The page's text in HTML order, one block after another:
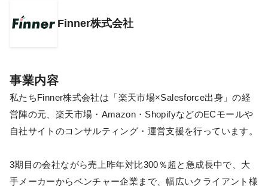
Finner株式会社
事業内容
私たちFinner株式会社は「楽天市場×Salesforce出身」の経
営陣の元、楽天市場・Amazon・ShopifyなどのECモールや
自社サイトのコンサルティング・運営支援を行っています。
3期目の会社ながら売上昨年対比300％超と急成長中で、大
手メーカーからベンチャー企業まで、幅広いクライアント様